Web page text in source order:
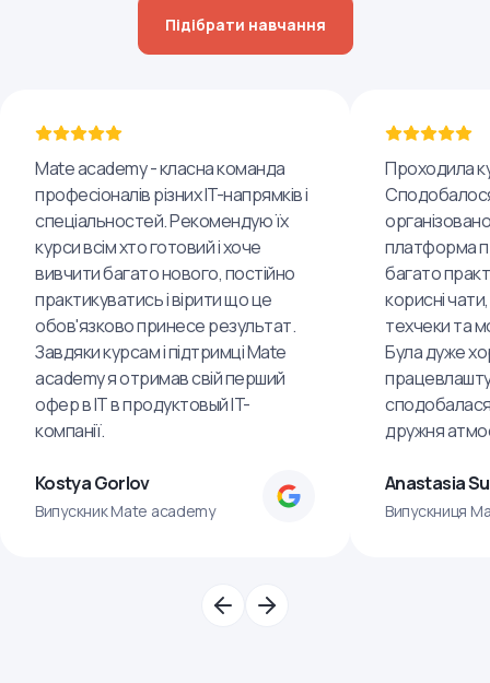
Підібрати навчання
Mate academy - класна команда
професіоналів різних IT-напрямків і
спеціальностей. Рекомендую їх
курси всім хто готовий і хоче
вивчити багато нового, постійно
практикуватись і вірити що це
обов'язково принесе результат.
Завдяки курсам і підтримці Mate
academy я отримав свій перший
офер в IT в продуктовый IT-
компанії.
Kostya Gorlov
Випускник Mate academy
Проходила
платформа
багато
корисні
техчеки та
Була дуже
дружня
Anastasia
Випускниця